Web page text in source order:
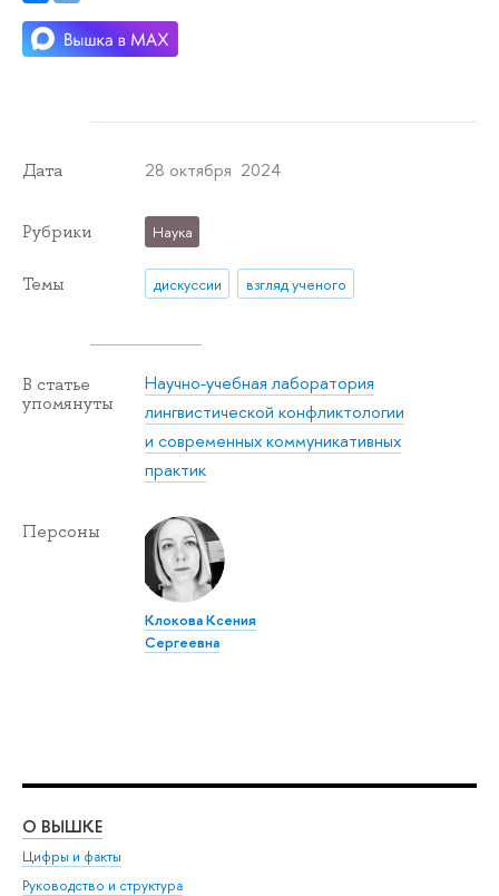
Дата 28 октября 2024
Рубрики Наука
Темы дискуссии взгляд ученого
В статье
упомянуты
Научно-учебная лаборатория
лингвистической конфликтологии
и современных коммуникативных
практик
Персоны
Клокова Ксения
Сергеевна
О ВЫШКЕ
Цифры и факты
Руководство и структура